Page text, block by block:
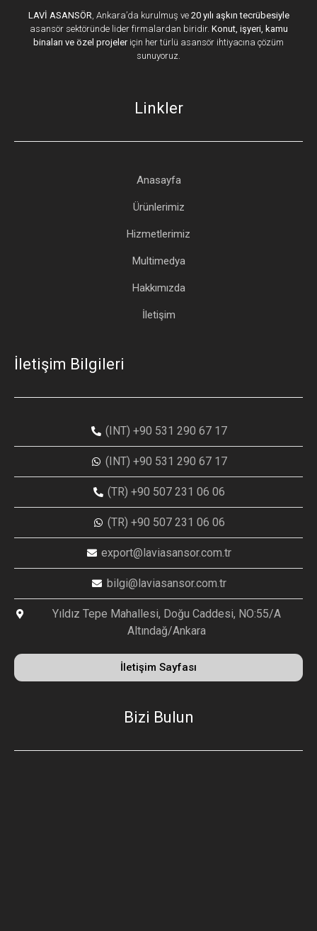
LAVİ ASANSÖR , Ankara’da kurulmuş ve 20 yılı aşkın tecrübesiyle
asansör sektöründe lider firmalardan biridir. Konut, işyeri, kamu
binaları ve özel projeleriçin her türlü asansör ihtiyacına çözüm
sunuyoruz.
Linkler
Anasayfa
Ürünlerimiz
Hizmetlerimiz
Multimedya
Hakkımızda
İletişim
İletişim Bilgileri
(INT) +90 531 290 67 17
(INT) +90 531 290 67 17
(TR) +90 507 231 06 06
(TR) +90 507 231 06 06
export@laviasansor.com.tr
bilgi@laviasansor.com.tr
Yıldız Tepe Mahallesi, Doğu Caddesi, NO:55/A
Altındağ/Ankara
İletişim Sayfası
Bizi Bulun